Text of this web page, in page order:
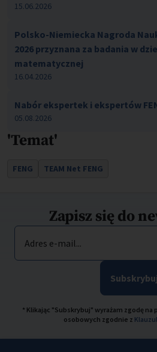
15.06.2026
Polsko-Niemiecka Nagroda
2026 przyznana za badania w
matematycznej
16.04.2026
Nabór ekspertek i ekspertów
05.08.2026
'Temat'
FENG TEAM Net FENG
Zapisz się do
Adres e-mail...
Subskrybuj
* Klikając "Subskrybuj" wyrażam zgodę
osobowych zgodnie z